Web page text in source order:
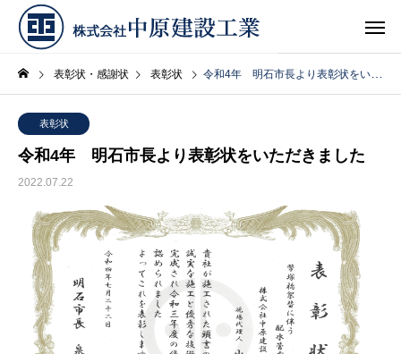
表彰状・感謝状 表彰状 令和4年 明石市長より表彰状をいただきました
表彰状
令和4年 明石市長より表彰状をいただきました
2022.07.22